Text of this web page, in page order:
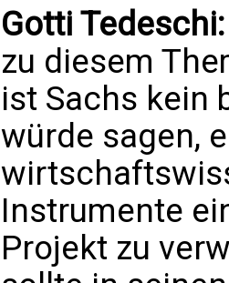
Gotti
zu diesem
ist Sachs kein
würde sagen,
Instrumente
Projekt zu